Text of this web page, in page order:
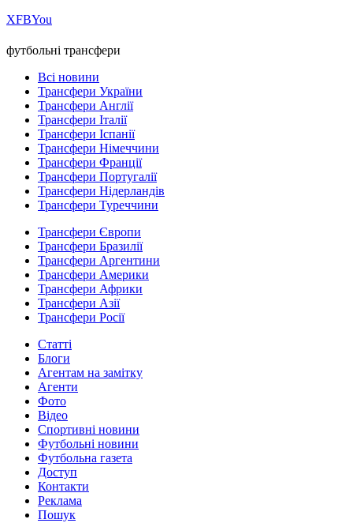
ХFBYou
футбольні трансфери
Всі новини
Трансфери України
Трансфери Англії
Трансфери Італії
Трансфери Іспанії
Трансфери Німеччини
Трансфери Франції
Трансфери Португалії
Трансфери Нідерландів
Трансфери Туреччини
Трансфери Європи
Трансфери Бразилії
Трансфери Аргентини
Трансфери Америки
Трансфери Африки
Трансфери Азії
Трансфери Росії
Статті
Блоги
Агентам на замітку
Агенти
Фото
Відео
Спортивні новини
Футбольні новини
Футбольна газета
Доступ
Контакти
Реклама
Пошук